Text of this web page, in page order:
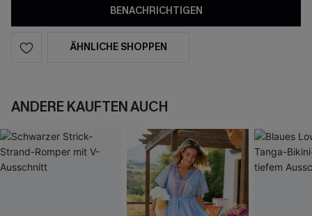
BENACHRICHTIGEN
ÄHNLICHE SHOPPEN
ANDERE KAUFTEN AUCH